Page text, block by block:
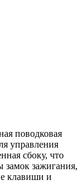
поводковая
управления
сбоку, что
замок зажигания,
клавиши и